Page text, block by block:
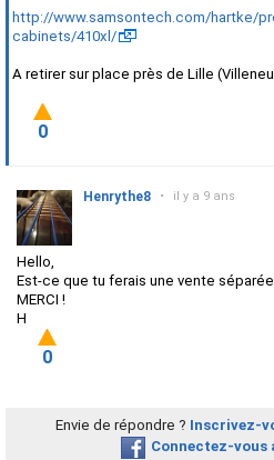
http://www.samsontech.com/hartke/
cabinets/410xl/
A retirer sur place près de Lille
0
Henrythe8 • il y a 9 ans
Hello,
Est-ce que tu ferais une vente séparée
MERCI !
H
0
Envie de répondre ? Inscrivez-
Connectez-vous